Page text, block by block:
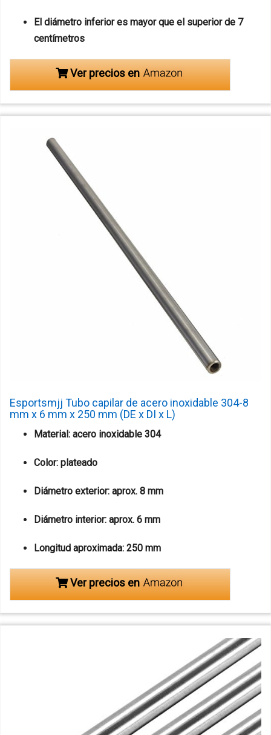
El diámetro inferior es mayor que el superior de 7
centímetros
Ver precios en
Esportsmjj Tubo capilar de acero inoxidable 304-8
mm x 6 mm x 250 mm (DE x DI x L)
Material: acero inoxidable 304
Color: plateado
Diámetro exterior: aprox. 8 mm
Diámetro interior: aprox. 6 mm
Longitud aproximada: 250 mm
Ver precios en